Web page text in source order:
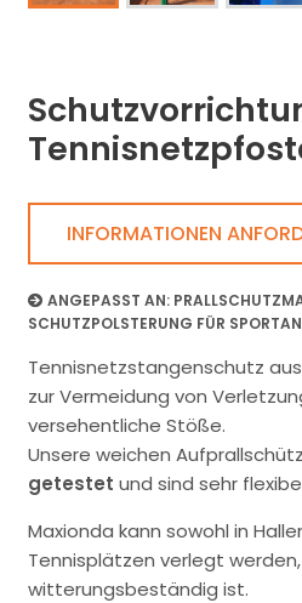
INFORMATIONEN
ANGEPASST AN:
SCHUTZPOLSTERUNG FÜR
Tennisnetzstangenschutz
zur Vermeidung von
versehentliche Stöße.
Unsere weichen
getestet und sind sehr
Maxionda kann sowohl in
Tennisplätzen verlegt
witterungsbeständig ist.